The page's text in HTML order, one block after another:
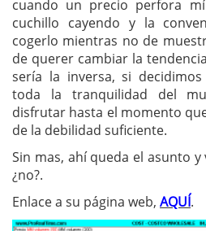
cuando un precio perfora
cuchillo cayendo y la
cogerlo mientras no de
de querer cambiar la
sería la inversa, si
toda la tranquilidad del
disfrutar hasta el momento
de la debilidad suficiente.
Sin mas, ahí queda el asunto
¿no?.
Enlace a su página web, AQUÍ.